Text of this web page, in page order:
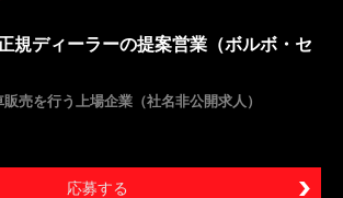
規ディーラーの提案営業（ボルボ・セ
売を行う上場企業（社名非公開求人）
応募する